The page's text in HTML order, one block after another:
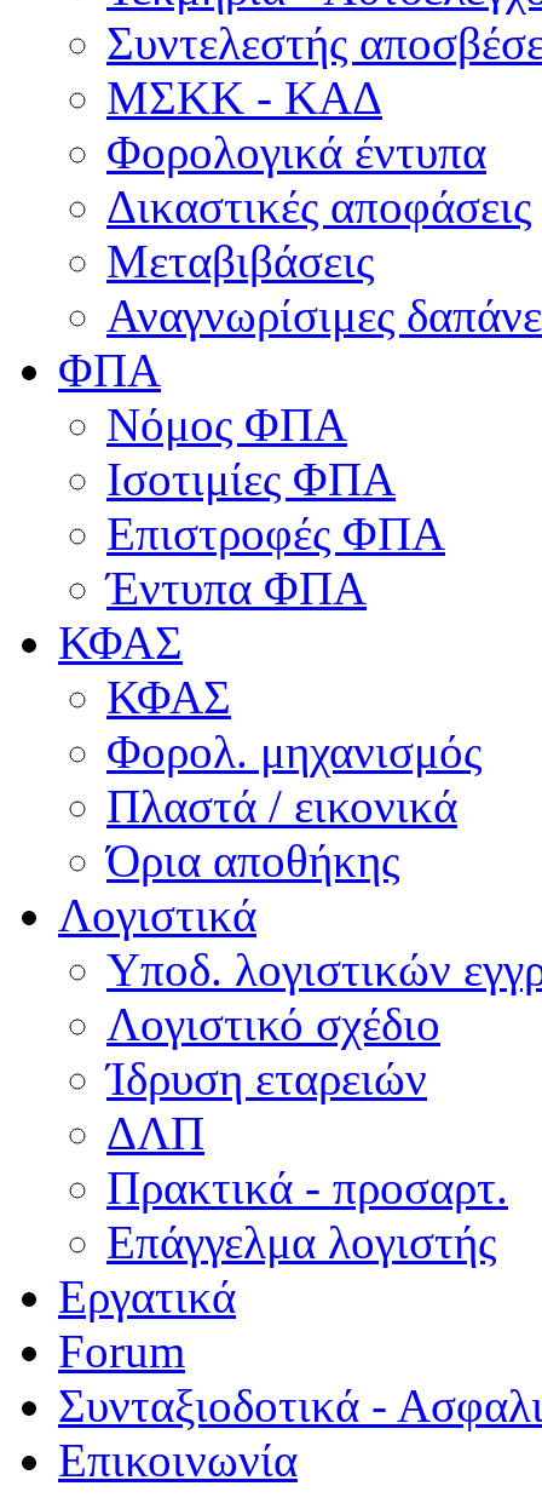
Συντελεστής
ΜΣKΚ - ΚΑΔ
Φορολογικά έντυπα
Δικαστικές αποφάσεις
Μεταβιβάσεις
Αναγνωρίσιμες
ΦΠΑ
Νόμος ΦΠΑ
Ισοτιμίες ΦΠΑ
Επιστροφές ΦΠΑ
Έντυπα ΦΠΑ
ΚΦΑΣ
ΚΦΑΣ
Φορολ. μηχανισμός
Πλαστά / εικονικά
Όρια αποθήκης
Λογιστικά
Υποδ. λογιστικών
Λογιστικό σχέδιο
Ίδρυση εταρειών
ΔΛΠ
Πρακτικά - προσαρτ.
Επάγγελμα λογιστής
Εργατικά
Forum
Συνταξιοδοτικά -
Επικοινωνία